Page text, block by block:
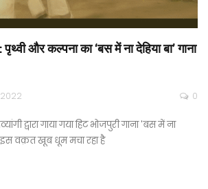
पृथ्वी और कल्पना का ‘बस में ना देहिया बा’ गाना
2022 0
द्वारा गाया गया हिट भोजपुरी गाना 'बस में ना
इस वक़त खूब धूम मचा रहा है